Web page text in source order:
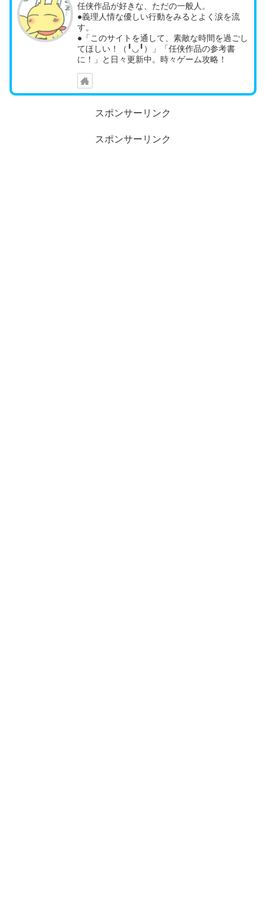
任侠作品が好きな、ただの一般人。
●義理人情な優しい行動をみるとよく涙を流
す。
●「このサイトを通して、素敵な時間を過ごし
てほしい！（╹◡╹）」「任侠作品の参考書
に！」と日々更新中。時々ゲーム攻略！
スポンサーリンク
スポンサーリンク